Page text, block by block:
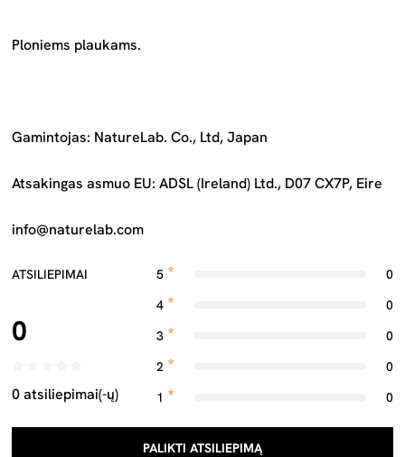
Ploniems plaukams.
Gamintojas: NatureLab. Co., Ltd, Japan
Atsakingas asmuo EU: ADSL (Ireland) Ltd., D07 CX7P, Eire
info@naturelab.com
ATSILIEPIMAI
0
0 atsiliepimai(-ų)
5
0
4
0
3
0
2
0
1
0
PALIKTI ATSILIEPIMĄ